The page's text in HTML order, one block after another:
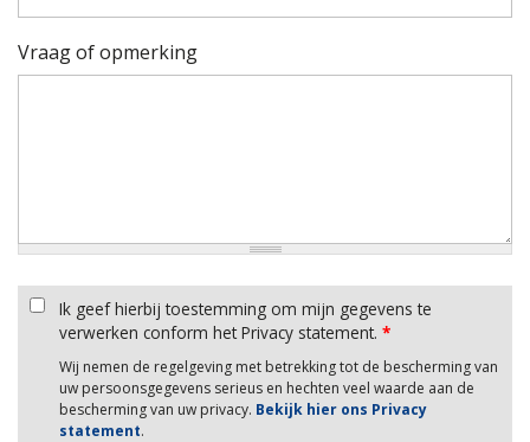
Vraag of opmerking
Ik geef hierbij toestemming om mijn gegevens te
verwerken conform het Privacy statement. *
Wij nemen de regelgeving met betrekking tot de bescherming van
uw persoonsgegevens serieus en hechten veel waarde aan de
bescherming van uw privacy. Bekijk hier ons Privacy
statement.